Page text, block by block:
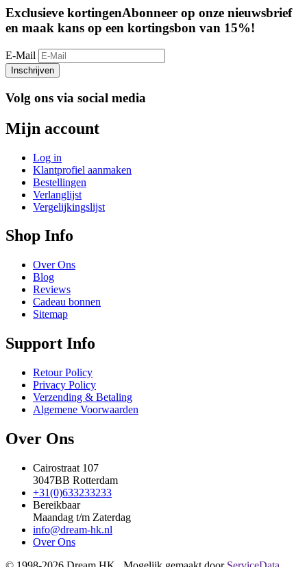
Exclusieve kortingenAbonneer op onze nieuwsbrief
en maak kans op een kortingsbon van 15%!
E-Mail
Inschrijven
Volg ons via social media
Mijn account
Log in
Klantprofiel aanmaken
Bestellingen
Verlanglijst
Vergelijkingslijst
Shop Info
Over Ons
Blog
Reviews
Cadeau bonnen
Sitemap
Support Info
Retour Policy
Privacy Policy
Verzending & Betaling
Algemene Voorwaarden
Over Ons
Cairostraat 107
3047BB Rotterdam
+31(0)633233233
Bereikbaar
Maandag t/m Zaterdag
info@dream-hk.nl
Over Ons